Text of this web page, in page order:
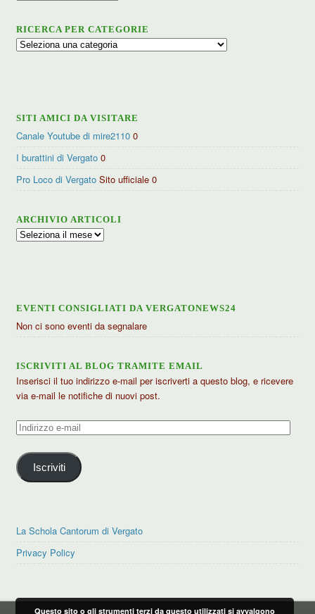
RICERCA PER CATEGORIE
Ricerca
SITI AMICI DA VISITARE
Canale Youtube di mire2110 0
I burattini di Vergato 0
Pro Loco di Vergato Sito ufficiale 0
ARCHIVIO ARTICOLI
Archivio
EVENTI CONSIGLIATI DA VERGATONEWS24
Non ci sono eventi da segnalare
ISCRIVITI AL BLOG TRAMITE EMAIL
Inserisci il tuo indirizzo e-mail per iscriverti a questo blog, e ricevere
via e-mail le notifiche di nuovi post.
Indirizzo
mail
Iscriviti
La Schola Cantorum di Vergato
Privacy Policy
Questo sito o gli strumenti terzi da questo utilizzati si avvalgono